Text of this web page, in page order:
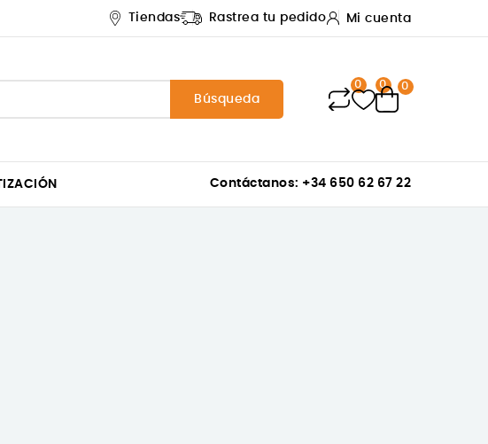
Tiendas Rastrea tu pedido Mi cuenta
Búsqueda
0 0 0
Contáctanos: +34 650 62 67 22